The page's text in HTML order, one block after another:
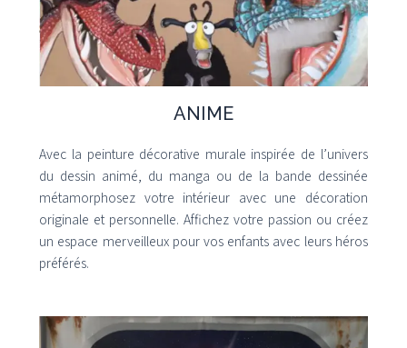
ANIME
Avec la peinture décorative murale inspirée de l’univers
du dessin animé, du manga ou de la bande dessinée
métamorphosez votre intérieur avec une décoration
originale et personnelle. Affichez votre passion ou créez
un espace merveilleux pour vos enfants avec leurs héros
préférés.